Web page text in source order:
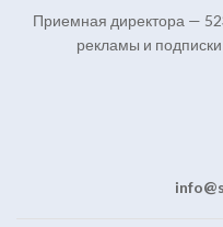
Приемная директора —
рекламы и